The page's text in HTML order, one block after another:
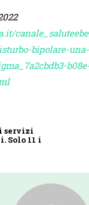
bipolare-
servizi
Solo 11 i